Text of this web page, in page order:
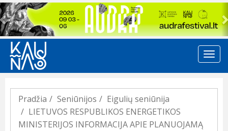
Previous
Pradžia Seniūnijos
Eigulių seniūnija
LIETUVOS RESPUBLIKOS ENERGETIKOS
MINISTERIJOS INFORMACIJA APIE PLANUOJAMĄ